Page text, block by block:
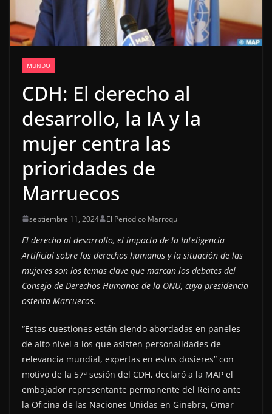
MUNDO
CDH: El derecho al
desarrollo, la IA y la
mujer centra las
prioridades de
Marruecos
septiembre 11, 2024 El Periodico Marroqui
El derecho al desarrollo, el impacto de la Inteligencia
Artificial sobre los derechos humanos y la situación de las
mujeres son los temas clave que marcan los debates del
Consejo de Derechos Humanos de la ONU, cuya presidencia
ostenta Marruecos.
“Estas cuestiones están siendo abordadas en paneles
de alto nivel a los que asisten personalidades de
relevancia mundial, expertas en estos dosieres” con
motivo de la 57ª sesión del CDH, declaró a la MAP el
embajador representante permanente del Reino ante
la Oficina de las Naciones Unidas en Ginebra, Omar